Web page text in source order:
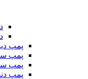
پمپ
پمپ
پمپ
پمپ